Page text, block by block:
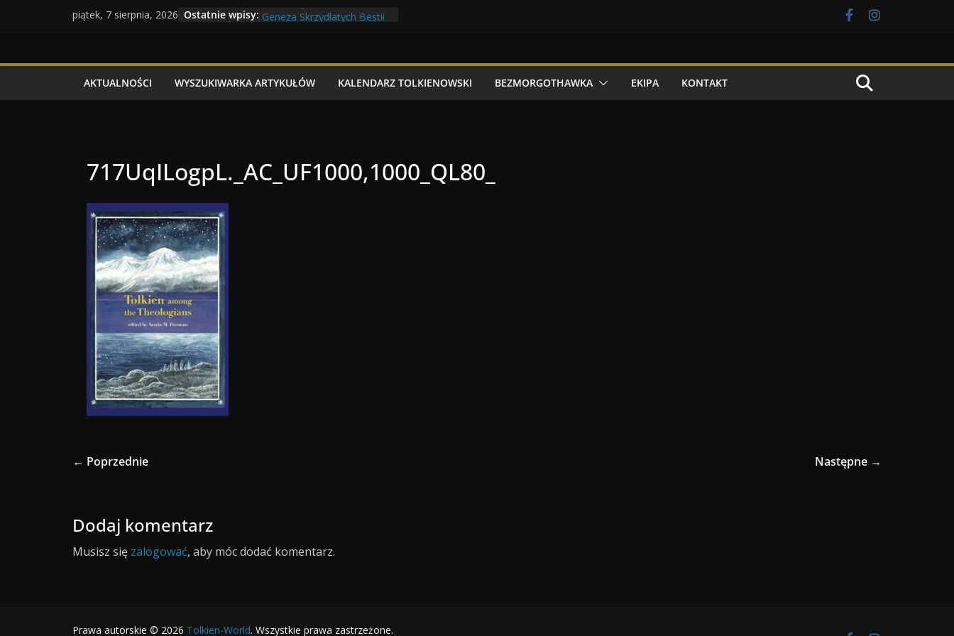
piątek, 7 sierpnia, 2026 Ostatnie wpisy:
Maratony filmowe 2026
Geneza Skrzydlatych Bestii
Dzień dobry Tolk Folku!
AKTUALNOŚCI
WYSZUKIWARKA ARTYKUŁÓW KALENDARZ TOLKIENOWSKI BEZMORGOTHAWKA EKIPA KONTAKT
717UqILogpL._AC_UF1000,1000_QL80_
← Poprzednie Następne →
Dodaj komentarz
Musisz się zalogować, aby móc dodać komentarz.
Prawa autorskie © 2026 Tolkien-World. Wszystkie prawa zastrzeżone.